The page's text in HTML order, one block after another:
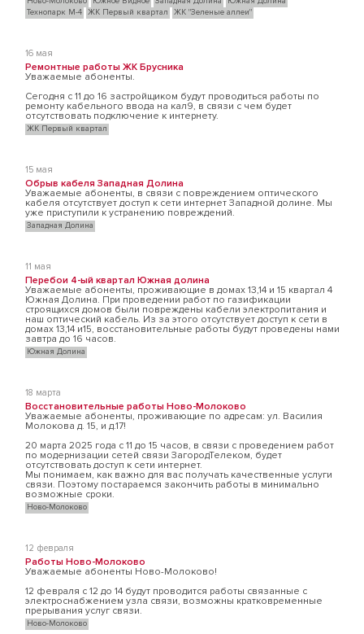
Технопарк М-4 ЖК Первый квартал ЖК "Зеленые аллеи"
16 мая
Ремонтные работы ЖК Брусника
Уважаемые абоненты.
Сегодня с 11 до 16 застройщиком будут проводиться работы по
ремонту кабельного ввода на кал9, в связи с чем будет
отсутствовать подключение к интернету.
ЖК Первый квартал
15 мая
Обрыв кабеля Западная Долина
Уважаемые абоненты, в связи с повреждением оптического
кабеля отсутствует доступ к сети интернет Западной долине. Мы
уже приступили к устранению повреждений.
Западная Долина
11 мая
Перебои 4-ый квартал Южная долина
Уважаемые абоненты, проживающие в домах 13,14 и 15 квартал 4
Южная Долина. При проведении работ по газификации
строящихся домов были повреждены кабели электропитания и
наш оптический кабель. Из за этого отсутствует доступ к сети в
домах 13,14 и15, восстановительные работы будут проведены нами
завтра до 16 часов.
Южная Долина
18 марта
Восстановительные работы Ново-Молоково
Уважаемые абоненты, проживающие по адресам: ул. Василия
Молокова д. 15, и д.17!
20 марта 2025 года с 11 до 15 часов, в связи с проведением работ
по модернизации сетей связи ЗагородТелеком, будет
отсутствовать доступ к сети интернет.
Мы понимаем, как важно для вас получать качественные услуги
связи. Поэтому постараемся закончить работы в минимально
возможные сроки.
Ново-Молоково
12 февраля
Работы Ново-Молоково
Уважаемые абоненты Ново-Молоково!
12 февраля с 12 до 14 будут проводится работы связанные с
электроснабжением узла связи, возможны кратковременные
прерывания услуг связи.
Ново-Молоково